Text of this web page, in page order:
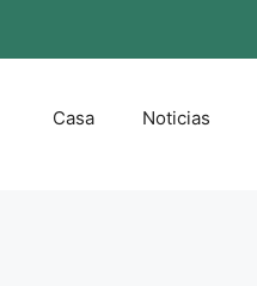
Casa Noticias